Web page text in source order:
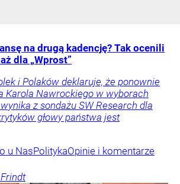
na drugą kadencję? Tak ocenili
dla „Wprost”
i Polaków deklaruje, że ponownie
Karola Nawrockiego w wyborach
z sondażu SW Research dla
głowy państwa jest
u NasPolitykaOpinie i komentarze
Frindt